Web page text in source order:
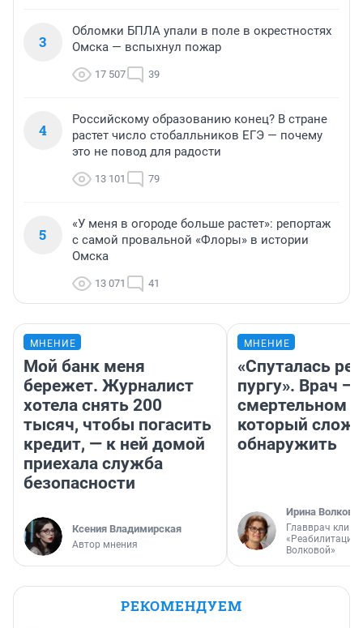
3
Обломки БПЛА упали в поле в окрестностях
Омска — вспыхнул пожар
17 507 39
4
Российскому образованию конец? В стране
растет число стобалльников ЕГЭ — почему
это не повод для радости
13 101 79
5
«У меня в огороде больше растет»: репортаж
с самой провальной «Флоры» в истории
Омска
13 071 41
МНЕНИЕ
Мой банк меня
бережет. Журналист
хотела снять 200
тысяч, чтобы погасить
кредит, — к ней домой
приехала служба
безопасности
Ксения Владимирская
Автор мнения
МНЕНИЕ
«Спуталась
пургу». Врач —
смертельном
который
обнаружить
Ирина Волкова
Главврач
«Реабилитация
Волковой»
РЕКОМЕНДУЕМ